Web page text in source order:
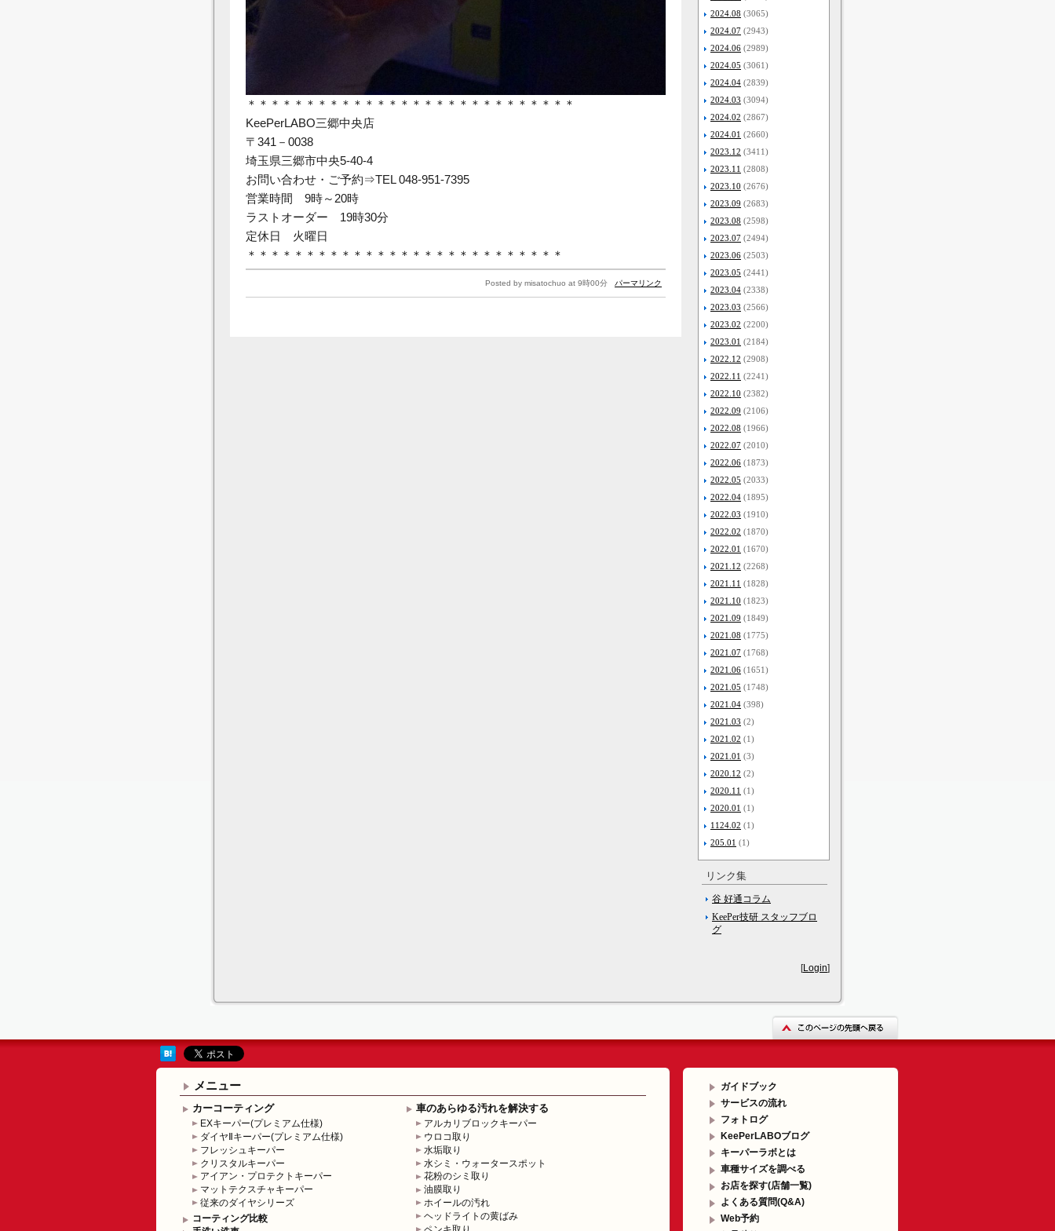
＊＊＊＊＊＊＊＊＊＊＊＊＊＊＊＊＊＊＊＊＊＊＊＊＊＊＊＊
KeePerLABO三郷中央店
〒341－0038
埼玉県三郷市中央5-40-4
お問い合わせ・ご予約⇒TEL 048-951-7395
営業時間 9時～20時
ラストオーダー 19時30分
定休日 火曜日
＊＊＊＊＊＊＊＊＊＊＊＊＊＊＊＊＊＊＊＊＊＊＊＊＊＊＊
Posted by misatochuo at 9時00分 パーマリンク
2024.08 (3065)
2024.07 (2943)
2024.06 (2989)
2024.05 (3061)
2024.04 (2839)
2024.03 (3094)
2024.02 (2867)
2024.01 (2660)
2023.12 (3411)
2023.11 (2808)
2023.10 (2676)
2023.09 (2683)
2023.08 (2598)
2023.07 (2494)
2023.06 (2503)
2023.05 (2441)
2023.04 (2338)
2023.03 (2566)
2023.02 (2200)
2023.01 (2184)
2022.12 (2908)
2022.11 (2241)
2022.10 (2382)
2022.09 (2106)
2022.08 (1966)
2022.07 (2010)
2022.06 (1873)
2022.05 (2033)
2022.04 (1895)
2022.03 (1910)
2022.02 (1870)
2022.01 (1670)
2021.12 (2268)
2021.11 (1828)
2021.10 (1823)
2021.09 (1849)
2021.08 (1775)
2021.07 (1768)
2021.06 (1651)
2021.05 (1748)
2021.04 (398)
2021.03 (2)
2021.02 (1)
2021.01 (3)
2020.12 (2)
2020.11 (1)
2020.01 (1)
1124.02 (1)
205.01 (1)
リンク集
谷 好通コラム
KeePer技研 スタッフブロ
グ
[Login]
メニュー
カーコーティング
EXキーパー(プレミアム仕様)
ダイヤⅡキーパー(プレミアム仕様)
フレッシュキーパー
クリスタルキーパー
アイアン・プロテクトキーパー
マットテクスチャキーパー
従来のダイヤシリーズ
コーティング比較
車のあらゆる汚れを解決する
アルカリブロックキーパー
ウロコ取り
水垢取り
水シミ・ウォータースポット
花粉のシミ取り
油膜取り
ホイールの汚れ
ヘッドライトの黄ばみ
ガイドブック
サービスの流れ
フォトログ
KeePerLABOブログ
キーパーラボとは
車種サイズを調べる
お店を探す(店舗一覧)
よくある質問(Q&A)
Web予約